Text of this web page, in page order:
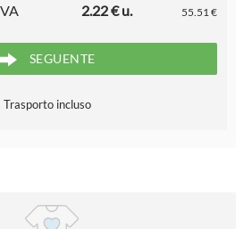
2.22 € u. 55.51 €
SEGUENTE
Trasporto incluso